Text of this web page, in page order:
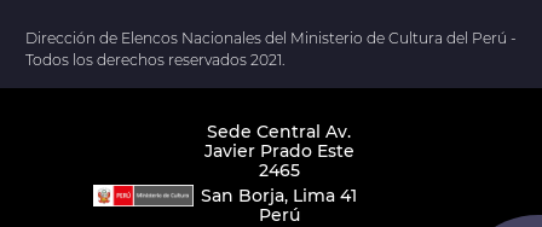
Dirección de Elencos Nacionales del Ministerio de Cultura del Perú -
Todos los derechos reservados 2021.
Sede Central Av.
Javier Prado Este
2465
San Borja, Lima 41
Perú